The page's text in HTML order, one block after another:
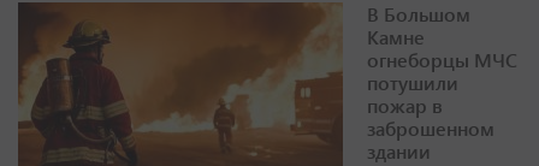
В Большом
Камне
огнеборцы МЧС
потушили
пожар в
заброшенном
здании